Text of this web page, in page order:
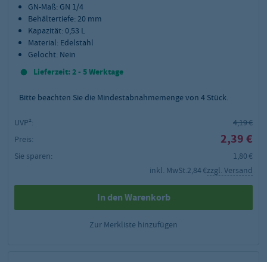
GN-Maß: GN 1/4
Behältertiefe: 20 mm
Kapazität: 0,53 L
Material: Edelstahl
Gelocht: Nein
Lieferzeit: 2 - 5 Werktage
Bitte beachten Sie die Mindestabnahmemenge von 4 Stück.
UVP²:
4,19 €
Preis:
2,39 €
Sie sparen:
1,80 €
inkl. MwSt.2,84 €zzgl. Versand
In den Warenkorb
Zur Merkliste hinzufügen